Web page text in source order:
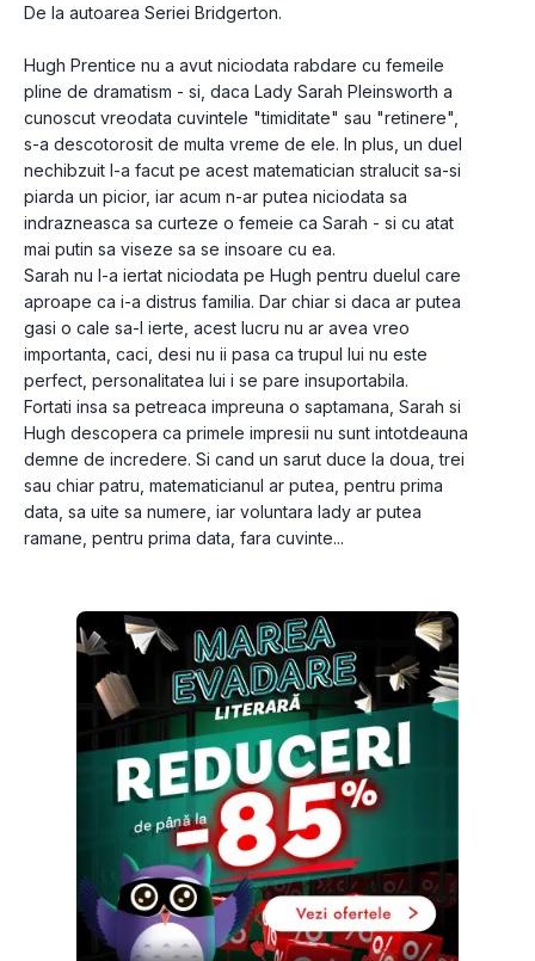
De la autoarea Seriei Bridgerton.
Hugh Prentice nu a avut niciodata rabdare cu femeile
pline de dramatism - si, daca Lady Sarah Pleinsworth a
cunoscut vreodata cuvintele "timiditate" sau "retinere",
s-a descotorosit de multa vreme de ele. In plus, un duel
nechibzuit l-a facut pe acest matematician stralucit sa-si
piarda un picior, iar acum n-ar putea niciodata sa
indrazneasca sa curteze o femeie ca Sarah - si cu atat
mai putin sa viseze sa se insoare cu ea.
Sarah nu l-a iertat niciodata pe Hugh pentru duelul care
aproape ca i-a distrus familia. Dar chiar si daca ar putea
gasi o cale sa-l ierte, acest lucru nu ar avea vreo
importanta, caci, desi nu ii pasa ca trupul lui nu este
perfect, personalitatea lui i se pare insuportabila.
Fortati insa sa petreaca impreuna o saptamana, Sarah si
Hugh descopera ca primele impresii nu sunt intotdeauna
demne de incredere. Si cand un sarut duce la doua, trei
sau chiar patru, matematicianul ar putea, pentru prima
data, sa uite sa numere, iar voluntara lady ar putea
ramane, pentru prima data, fara cuvinte...